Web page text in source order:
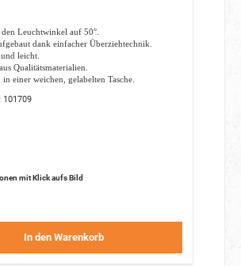
Leuchtwinkel auf 50°.
dank einfacher Überziehtechnik.
leicht.
Qualitätsmaterialien.
einer weichen, gelabelten Tasche.
101709
mit Klick aufs Bild
In den Warenkorb